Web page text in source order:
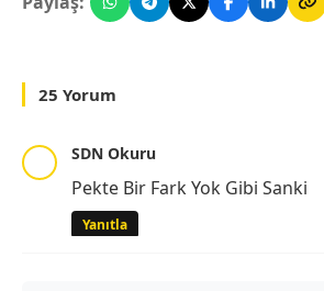
25 Yorum
SDN Okuru
Pekte Bir Fark Yok Gibi Sanki
Yanıtla